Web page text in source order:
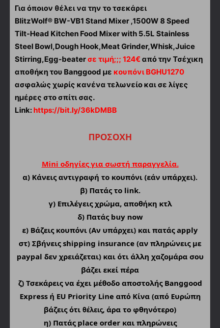
Για όποιον θέλει να την το τσεκάρει
BlitzWolf® BW-VB1 Stand Mixer ,1500W 8 Speed
Tilt-Head Kitchen Food Mixer with 5.5L Stainless
Steel Bowl,Dough Hook,Meat Grinder,Whisk,Juice
Stirring,Egg-beater σε τιμή;;; 124€από την Τσέχικη
αποθήκη του Banggood με κουπόνι BGHU1270
ασφαλώς χωρίς κανένα τελωνείο και σε λίγες
ημέρες στο σπίτι σας.
Link: https://bit.ly/36kDMBB
ΠΡΟΣΟΧΗ
Mini οδηγίες για σωστή παραγγελία.
α) Κάνεις αντιγραφή το κουπόνι (εάν υπάρχει).
β) Πατάς το link.
γ) Επιλέγεις χρώμα, αποθήκη κτλ
δ) Πατάς buy now
ε) Βάζεις κουπόνι (Αν υπάρχει) και πατάς apply
στ) Σβήνεις shipping insurance (αν πληρώνεις με
paypal δεν χρειάζεται) και ότι άλλη χαζομάρα σου
βάζει εκεί πέρα
ζ) Τσεκάρεις να έχει μέθοδο αποστολής Banggood
Express ή EU Priority Line από Κίνα (από Ευρώπη
βάζεις ότι θέλεις, άρα το φθηνότερο)
η) Πατάς place order και πληρώνεις